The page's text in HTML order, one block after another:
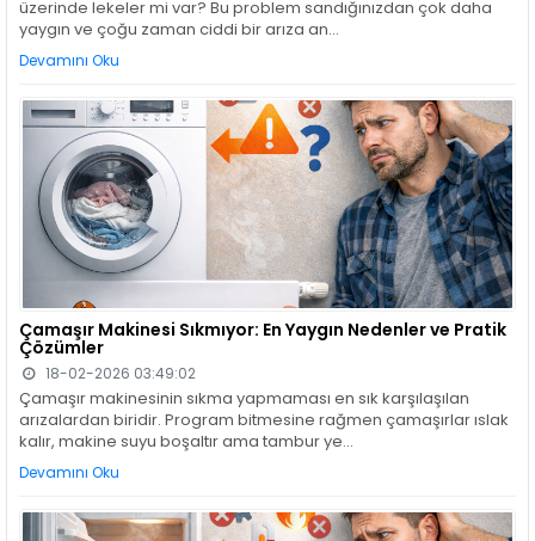
üzerinde lekeler mi var? Bu problem sandığınızdan çok daha
yaygın ve çoğu zaman ciddi bir arıza an...
Devamını Oku
Çamaşır Makinesi Sıkmıyor: En Yaygın Nedenler ve Pratik
Çözümler
18-02-2026 03:49:02
Çamaşır makinesinin sıkma yapmaması en sık karşılaşılan
arızalardan biridir. Program bitmesine rağmen çamaşırlar ıslak
kalır, makine suyu boşaltır ama tambur ye...
Devamını Oku